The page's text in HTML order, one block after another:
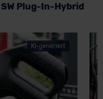
Plug-In-Hybrid
KI-generiert